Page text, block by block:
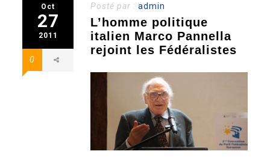
Oct
27
2011
0
Posté par :admin
L’homme politique
italien Marco Pannella
rejoint les Fédéralistes